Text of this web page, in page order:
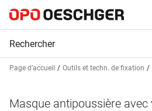
Page d’accueil Outils et techn. de fixation
Masque antipoussière